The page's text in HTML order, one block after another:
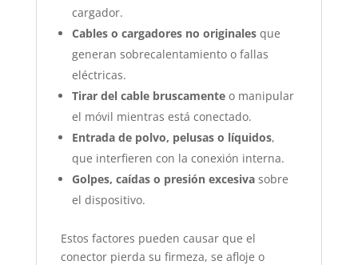
cargador.
Cables o cargadores no originalesque
generan sobrecalentamiento o fallas
eléctricas.
Tirar del cable bruscamenteo manipular
el móvil mientras está conectado.
Entrada de polvo, pelusas o líquidos,
que interfieren con la conexión interna.
Golpes, caídas o presión excesivasobre
el dispositivo.
Estos factores pueden causar que el
conector pierda su firmeza, se afloje o